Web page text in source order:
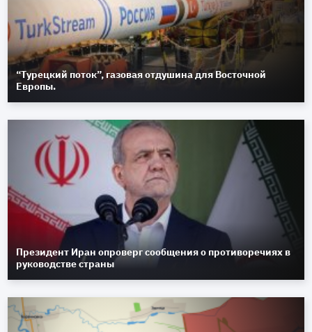
“Турецкий поток”, газовая отдушина для Восточной
Европы.
Президент Иран опроверг сообщения о противоречиях в
руководстве страны